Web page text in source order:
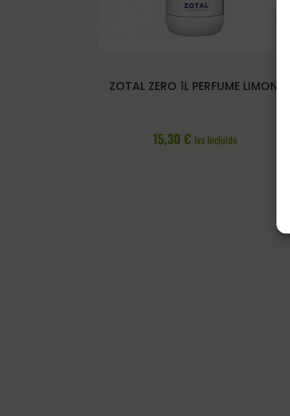
ZOTAL ZERO 1L PERFUME LIMON
15,30 € Iva Incluido